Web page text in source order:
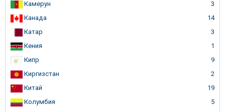
Камерун
3
Канада
14
Катар
3
Кения
1
Кипр
9
Киргизстан
2
Китай
19
Колумбия
5